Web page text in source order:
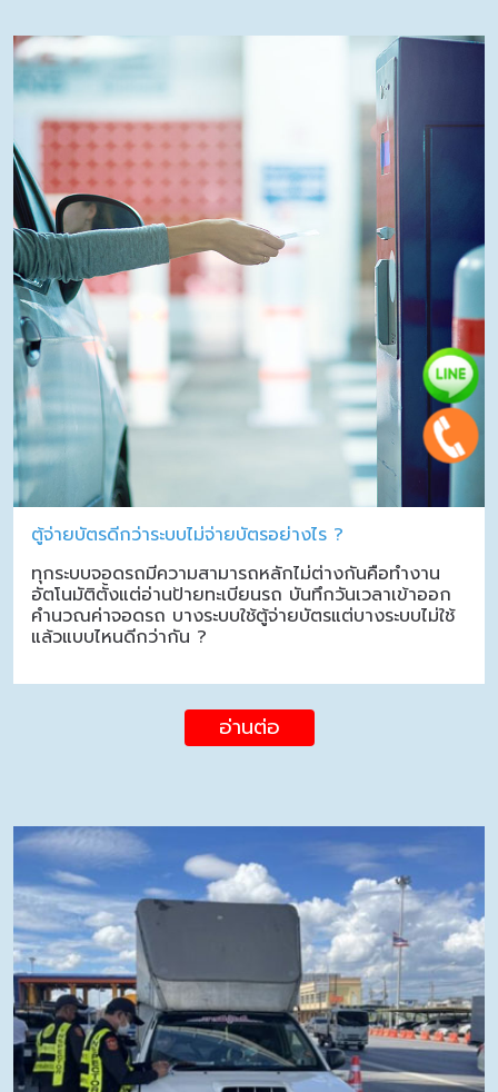
ตู้จ่ายบัตรดีกว่าระบบไม่จ่ายบัตรอย่างไร ?
ทุกระบบจอดรถมีความสามารถหลักไม่ต่างกันคือทำงาน
อัตโนมัติตั้งแต่อ่านป้ายทะเบียนรถ บันทึกวันเวลาเข้าออก
คำนวณค่าจอดรถ บางระบบใช้ตู้จ่ายบัตรแต่บางระบบไม่ใช้
แล้วแบบไหนดีกว่ากัน ?
อ่านต่อ